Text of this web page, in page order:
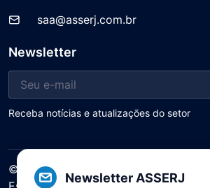
Newsletter ASSERJ
saa@asserj.com.br
Newsletter
Receba notícias e atualizações do setor
© 2025 ASERJ – Associação de